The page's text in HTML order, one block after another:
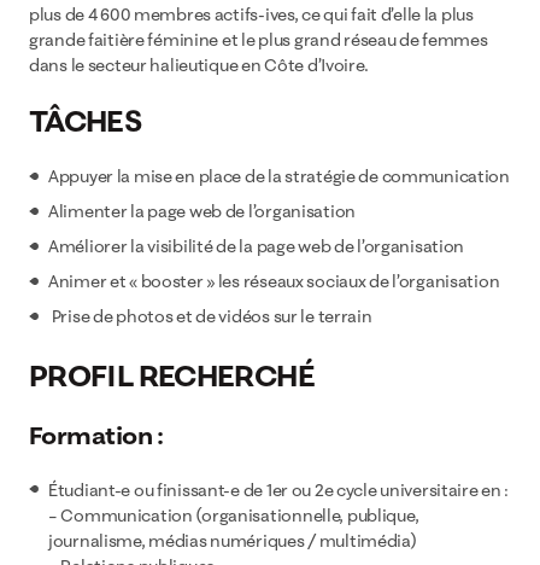
plus de 4 600 membres actifs-ives, ce qui fait d’elle la plus
grande faitière féminine et le plus grand réseau de femmes
dans le secteur halieutique en Côte d’Ivoire.
TÂCHES
Appuyer la mise en place de la stratégie de communication
Alimenter la page web de l’organisation
Améliorer la visibilité de la page web de l’organisation
Animer et « booster » les réseaux sociaux de l’organisation
Prise de photos et de vidéos sur le terrain
PROFIL RECHERCHÉ
Formation :
Étudiant-e ou finissant-e de 1er ou 2e cycle universitaire en :
– Communication (organisationnelle, publique,
journalisme, médias numériques / multimédia)